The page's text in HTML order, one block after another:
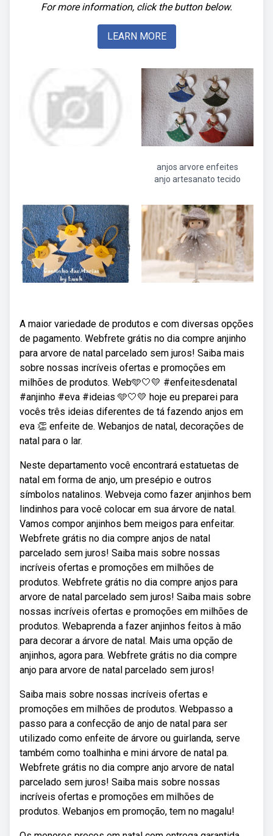
For more information, click the button below.
LEARN MORE
anjos arvore enfeites
anjo artesanato tecido
A maior variedade de produtos e com diversas opções
de pagamento. Webfrete grátis no dia compre anjinho
para arvore de natal parcelado sem juros! Saiba mais
sobre nossas incríveis ofertas e promoções em
milhões de produtos. Web🩵🤍💛 #enfeitesdenatal
#anjinho #eva #ideias 🩵🤍💛 hoje eu preparei para
vocês três ideias diferentes de tá fazendo anjos em
eva 👏 enfeite de. Webanjos de natal, decorações de
natal para o lar.
Neste departamento você encontrará estatuetas de
natal em forma de anjo, um presépio e outros
símbolos natalinos. Webveja como fazer anjinhos bem
lindinhos para você colocar em sua árvore de natal.
Vamos compor anjinhos bem meigos para enfeitar.
Webfrete grátis no dia compre anjos de natal
parcelado sem juros! Saiba mais sobre nossas
incríveis ofertas e promoções em milhões de
produtos. Webfrete grátis no dia compre anjos para
arvore de natal parcelado sem juros! Saiba mais sobre
nossas incríveis ofertas e promoções em milhões de
produtos. Webaprenda a fazer anjinhos feitos à mão
para decorar a árvore de natal. Mais uma opção de
anjinhos, agora para. Webfrete grátis no dia compre
anjo para arvore de natal parcelado sem juros!
Saiba mais sobre nossas incríveis ofertas e
promoções em milhões de produtos. Webpasso a
passo para a confecção de anjo de natal para ser
utilizado como enfeite de árvore ou guirlanda, serve
também como toalhinha e mini árvore de natal pa.
Webfrete grátis no dia compre anjo arvore de natal
parcelado sem juros! Saiba mais sobre nossas
incríveis ofertas e promoções em milhões de
produtos. Webanjos em promoção, tem no magalu!